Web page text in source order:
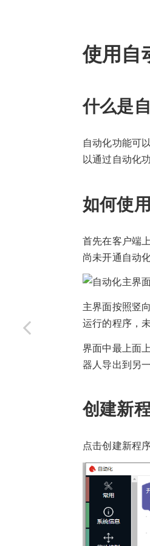
使用自
什么是
自动化功能可
以通过自动化
如何使
首先在客户端
尚未开通自动
主界面按照竖
运行的程序，
界面中最上面
器人导出到另
创建新
点击创建新程